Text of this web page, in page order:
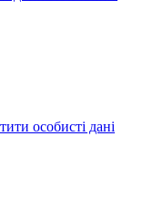
особисті дані